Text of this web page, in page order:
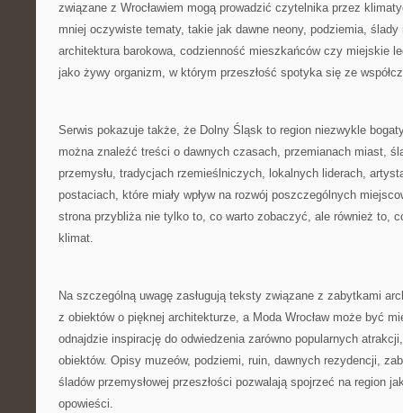
związane z Wrocławiem mogą prowadzić czytelnika przez
mniej oczywiste tematy, takie jak dawne neony, podziemia, ślady
architektura barokowa, codzienność mieszkańców czy miejskie
jako żywy organizm, w którym przeszłość spotyka się ze
Serwis pokazuje także, że Dolny Śląsk to region niezwykle
można znaleźć treści o dawnych czasach, przemianach miast,
przemysłu, tradycjach rzemieślniczych, lokalnych liderach,
postaciach, które miały wpływ na rozwój poszczególnych
strona przybliża nie tylko to, co warto zobaczyć, ale również to,
klimat.
Na szczególną uwagę zasługują teksty związane z zabytkami
z obiektów o pięknej architekturze, a Moda Wrocław może być
odnajdzie inspirację do odwiedzenia zarówno popularnych
obiektów. Opisy muzeów, podziemi, ruin, dawnych rezydencji,
śladów przemysłowej przeszłości pozwalają spojrzeć na region
opowieści.